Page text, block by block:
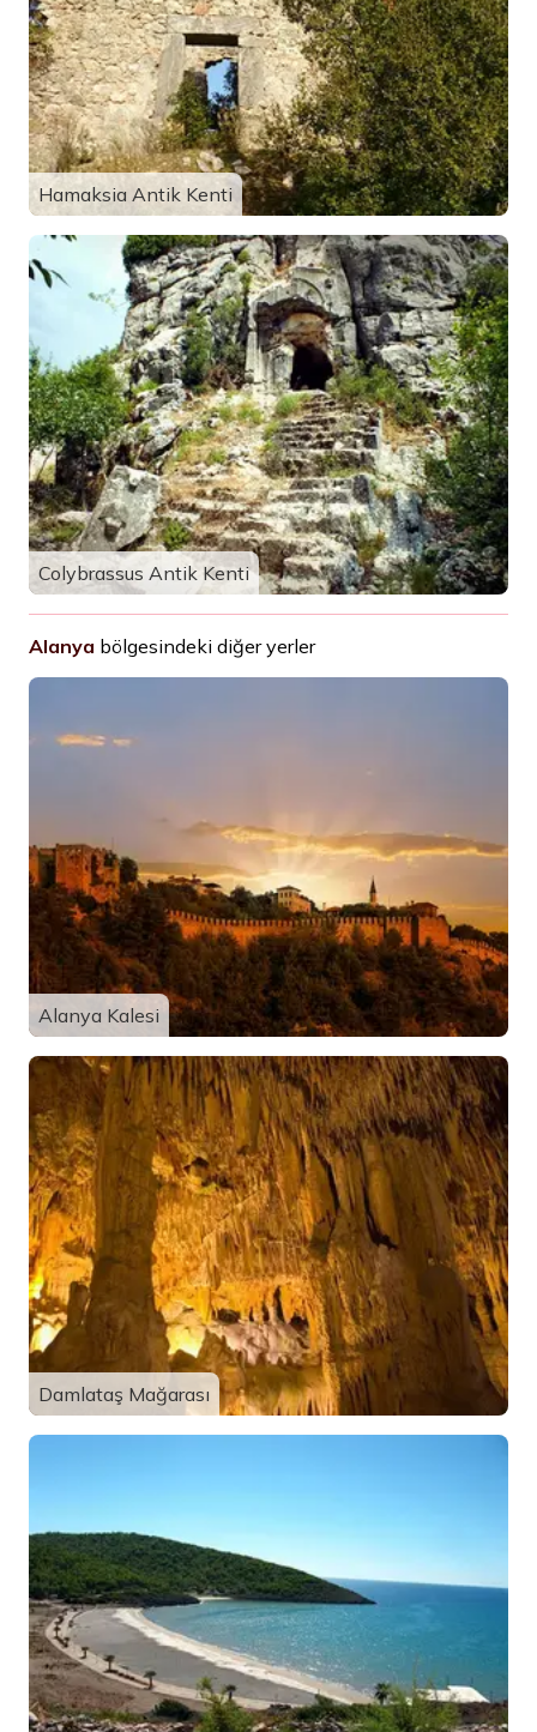
Hamaksia Antik Kenti
Colybrassus Antik Kenti
Alanya bölgesindeki diğer yerler
Alanya Kalesi
Damlataş Mağarası